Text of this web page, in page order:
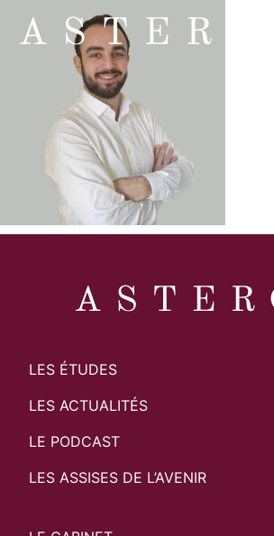
LES ÉTUDES
LES ACTUALITÉS
LE PODCAST
LES ASSISES DE L’AVENIR
Search